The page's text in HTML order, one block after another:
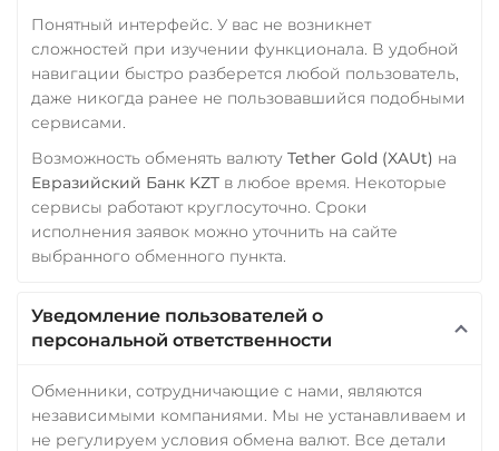
Понятный интерфейс. У вас не возникнет
сложностей при изучении функционала. В удобной
навигации быстро разберется любой пользователь,
даже никогда ранее не пользовавшийся подобными
сервисами.
Возможность обменять валюту Tether Gold (XAUt) на
Евразийский Банк KZT в любое время. Некоторые
сервисы работают круглосуточно. Сроки
исполнения заявок можно уточнить на сайте
выбранного обменного пункта.
Уведомление пользователей о
персональной ответственности
Обменники, сотрудничающие с нами, являются
независимыми компаниями. Мы не устанавливаем и
не регулируем условия обмена валют. Все детали